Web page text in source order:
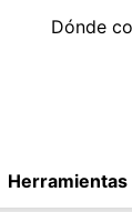
Dónde
Herramientas